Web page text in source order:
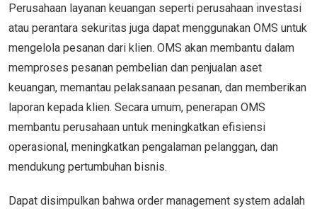
Perusahaan layanan keuangan seperti perusahaan investasi
atau perantara sekuritas juga dapat menggunakan OMS untuk
mengelola pesanan dari klien. OMS akan membantu dalam
memproses pesanan pembelian dan penjualan aset
keuangan, memantau pelaksanaan pesanan, dan memberikan
laporan kepada klien. Secara umum, penerapan OMS
membantu perusahaan untuk meningkatkan efisiensi
operasional, meningkatkan pengalaman pelanggan, dan
mendukung pertumbuhan bisnis.
Dapat disimpulkan bahwa order management system adalah